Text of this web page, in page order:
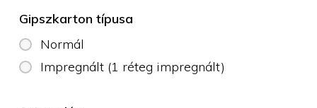
Gipszkarton típusa
Normál
Impregnált (1 réteg impregnált)